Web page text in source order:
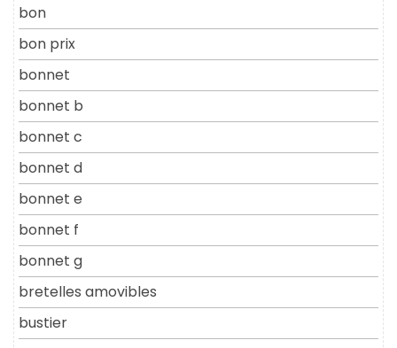
bon
bon prix
bonnet
bonnet b
bonnet c
bonnet d
bonnet e
bonnet f
bonnet g
bretelles amovibles
bustier